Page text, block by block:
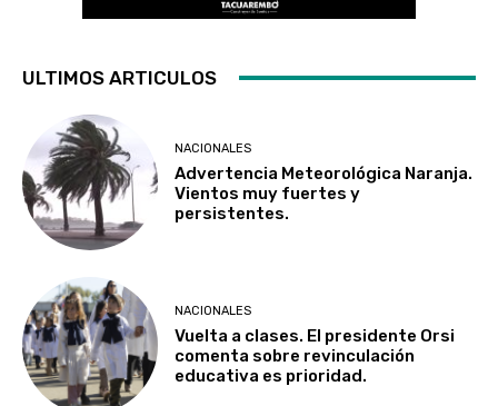
ULTIMOS ARTICULOS
NACIONALES
Advertencia Meteorológica Naranja.
Vientos muy fuertes y
persistentes.
NACIONALES
Vuelta a clases. El presidente Orsi
comenta sobre revinculación
educativa es prioridad.